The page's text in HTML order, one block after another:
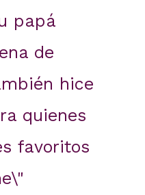
papá
de
hice
quienes
favoritos